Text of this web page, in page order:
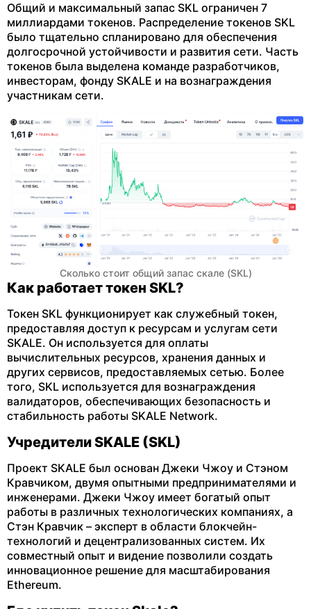
Общий и максимальный запас SKL ограничен 7
миллиардами токенов. Распределение токенов SKL
было тщательно спланировано для обеспечения
долгосрочной устойчивости и развития сети. Часть
токенов была выделена команде разработчиков,
инвесторам, фонду SKALE и на вознаграждения
участникам сети.
Сколько стоит общий запас скале (SKL)
Как работает токен SKL?
Токен SKL функционирует как служебный токен,
предоставляя доступ к ресурсам и услугам сети
SKALE. Он используется для оплаты
вычислительных ресурсов, хранения данных и
других сервисов, предоставляемых сетью. Более
того, SKL используется для вознаграждения
валидаторов, обеспечивающих безопасность и
стабильность работы SKALE Network.
Учредители SKALE (SKL)
Проект SKALE был основан Джеки Чжоу и Стэном
Кравчиком, двумя опытными предпринимателями и
инженерами. Джеки Чжоу имеет богатый опыт
работы в различных технологических компаниях, а
Стэн Кравчик – эксперт в области блокчейн-
технологий и децентрализованных систем. Их
совместный опыт и видение позволили создать
инновационное решение для масштабирования
Ethereum.